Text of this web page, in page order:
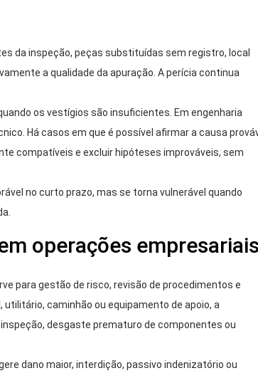
da inspeção, peças substituídas sem registro, local
a qualidade da apuração. A perícia continua
os vestígios são insuficientes. Em engenharia
Há casos em que é possível afirmar a causa
compatíveis e excluir hipóteses improváveis, sem
no curto prazo, mas se torna vulnerável quando
operações
para gestão de risco, revisão de procedimentos e
caminhão ou equipamento de apoio, a
desgaste prematuro de componentes ou
dano maior, interdição, passivo indenizatório ou